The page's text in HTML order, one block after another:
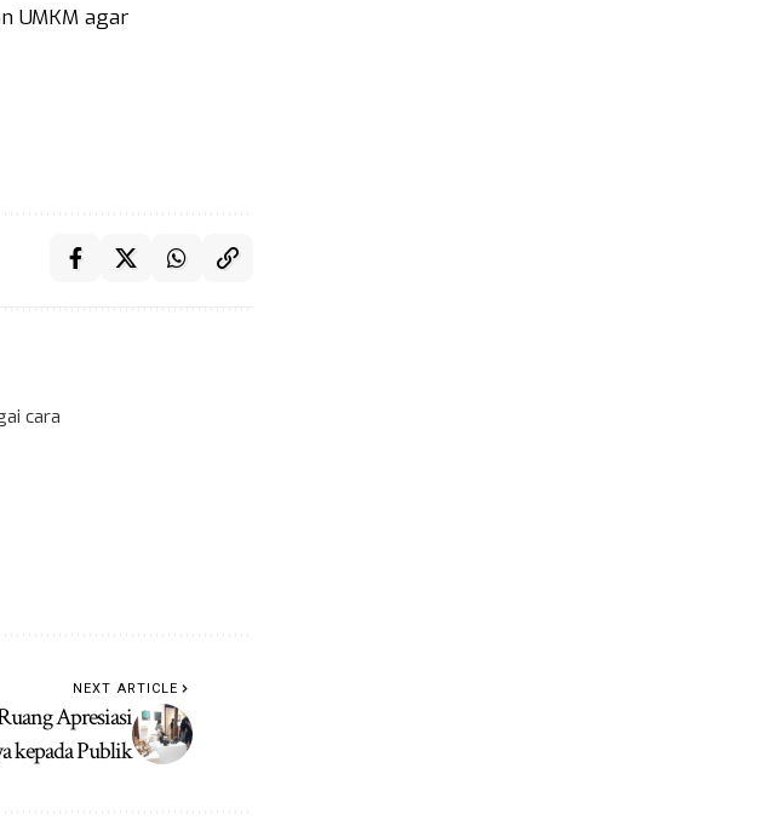
UMKM agar
cara
NEXT ARTICLE
Apresiasi
kepada Publik